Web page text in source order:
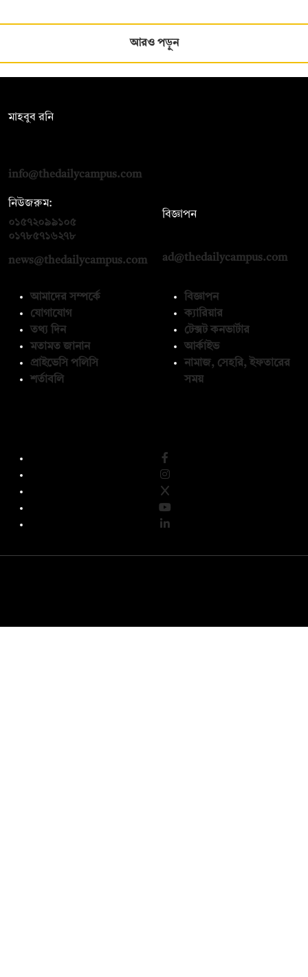
আরও পড়ুন
মাহবুব রনি
info@thedailycampus.com
নিউজরুম:
০১৫৭২০৯৯১০৫
০১৭৮৫৭১৬২৭৮
news@thedailycampus.com
বিজ্ঞাপন
ad@thedailycampus.com
আমাদের সম্পর্কে
যোগাযোগ
তথ্য দিন
মতামত জানান
প্রাইভেসি পলিসি
শর্তাবলি
বিজ্ঞাপন
ক্যারিয়ার
টেক্সট কনভার্টার
আর্কাইভ
নামাজ, সেহরি, ইফতারের
সময়